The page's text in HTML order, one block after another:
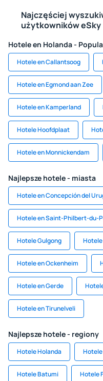
Najczęściej
użytkowników eSky
Hotele en Holanda -
Hotele en Callantsoog
Hotele en Egmond aan Zee
Hotele en Kamperland
Hotele Hoofdplaat
Hotele en Monnickendam
Najlepsze hotele - miasta
Hotele en Concepción del
Hotele en Saint-Philbert-du-
Hotele Gulgong Hotele
Hotele en Ockenheim
Hotele en Gerde
Hotele en Tirunelveli
Najlepsze hotele - regiony
Hotele Holanda
Hotele Batumi Hotele